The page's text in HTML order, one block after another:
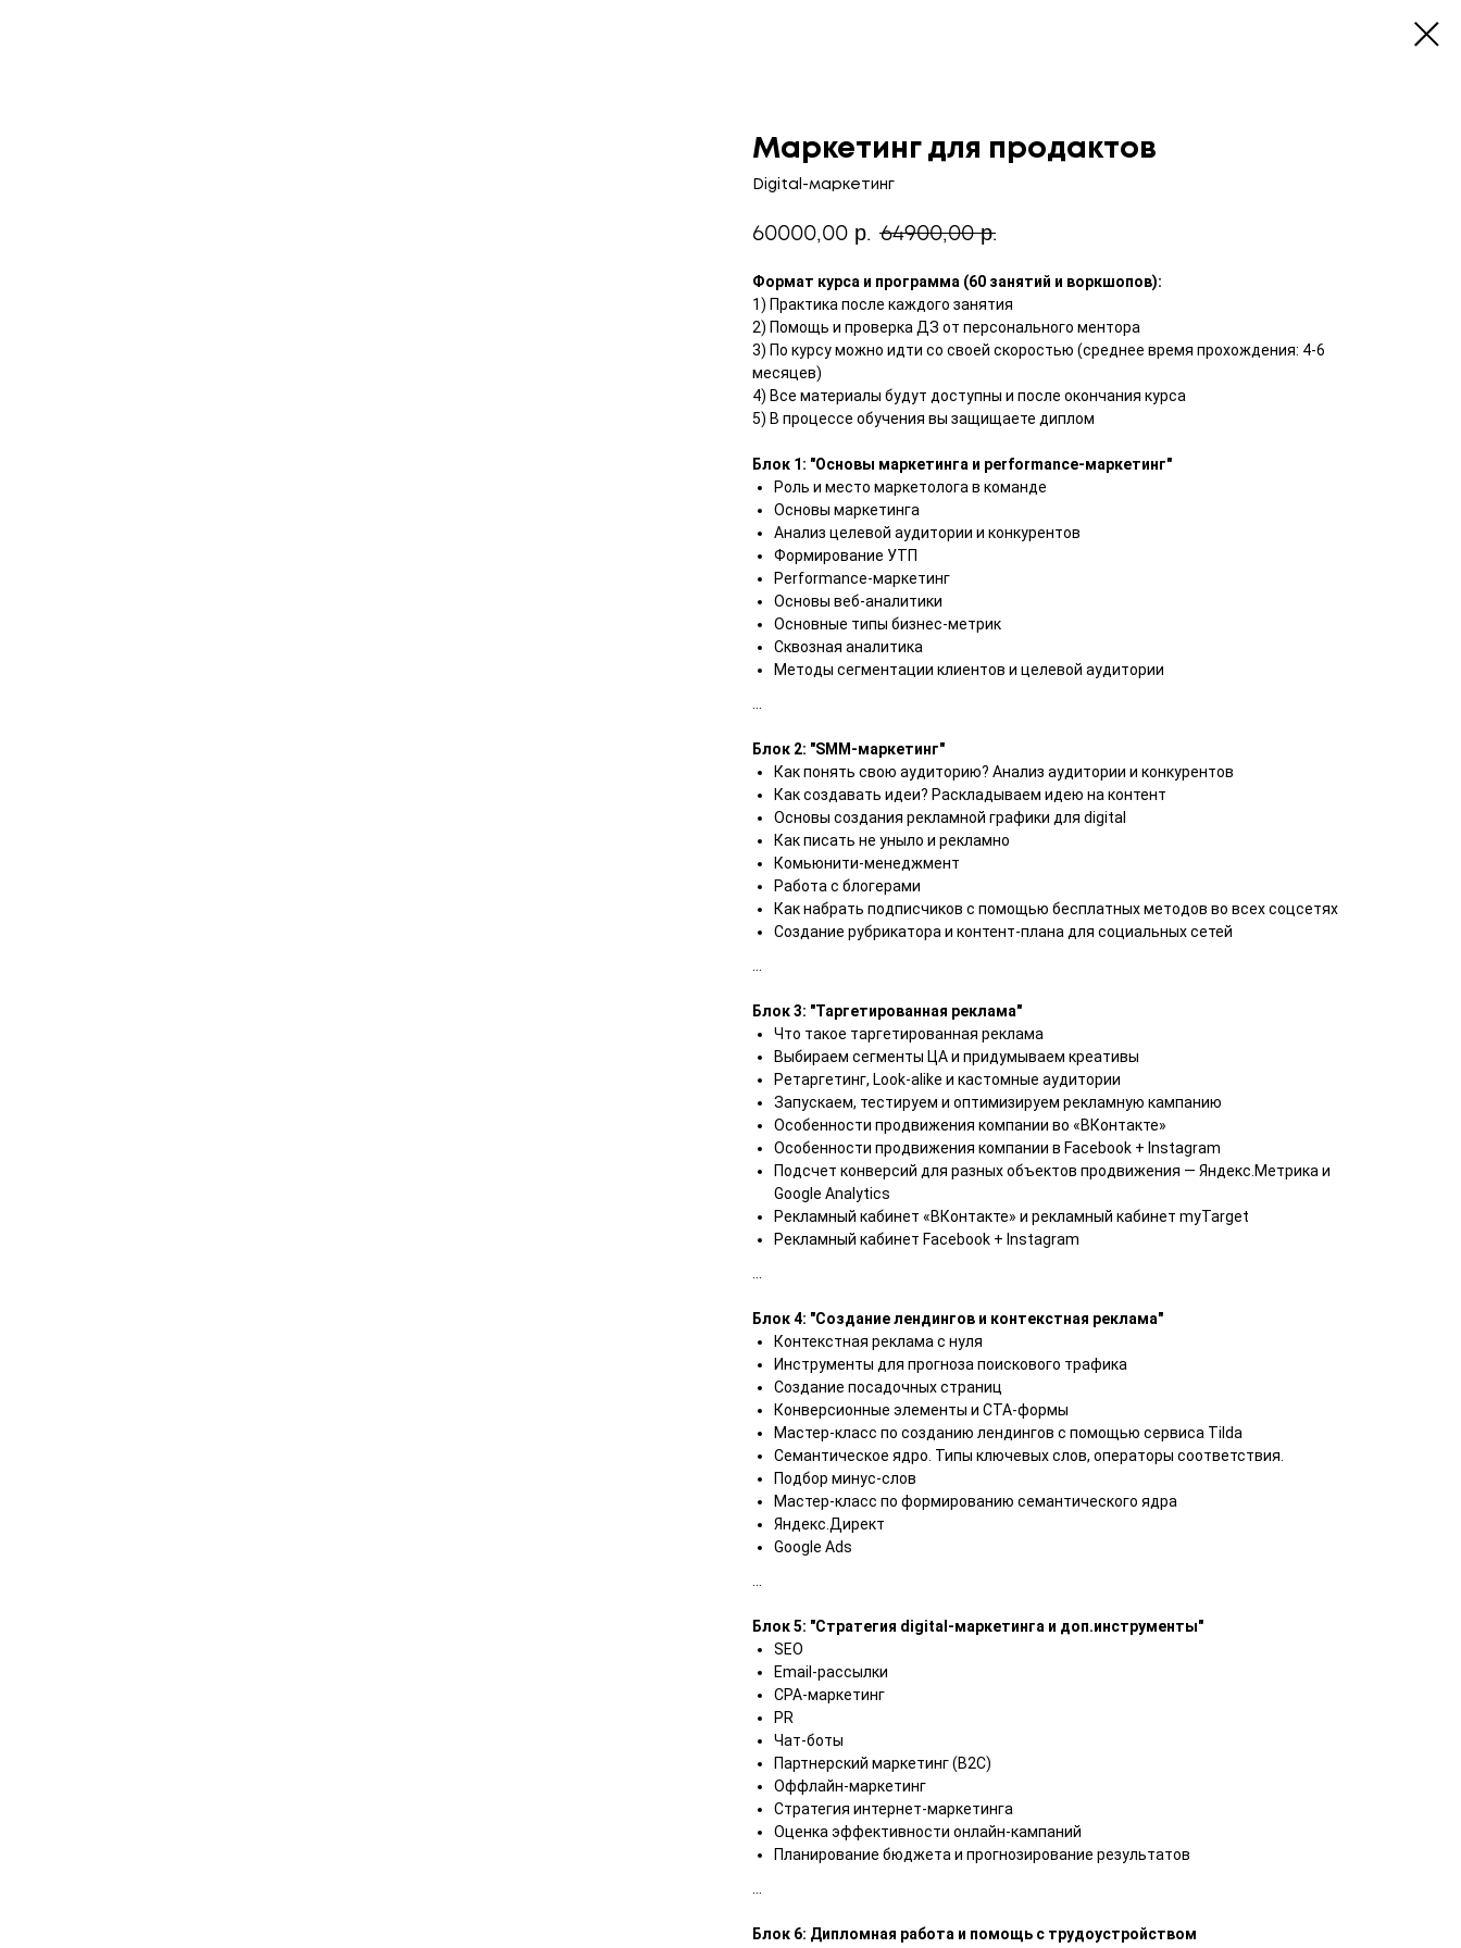
Маркетинг для продактов
Digital-маркетинг
60000,00 р. 64900,00 р.
Формат курса и программа (60 занятий и воркшопов):
1) Практика после каждого занятия
2) Помощь и проверка ДЗ от персонального ментора
3) По курсу можно идти со своей скоростью (среднее время прохождения: 4-6
месяцев)
4) Все материалы будут доступны и после окончания курса
5) В процессе обучения вы защищаете диплом
Блок 1: "Основы маркетинга и performance-маркетинг"
Роль и место маркетолога в команде
Основы маркетинга
Анализ целевой аудитории и конкурентов
Формирование УТП
Performance-маркетинг
Основы веб-аналитики
Основные типы бизнес-метрик
Сквозная аналитика
Методы сегментации клиентов и целевой аудитории
...
Блок 2: "SMM-маркетинг"
Как понять свою аудиторию? Анализ аудитории и конкурентов
Как создавать идеи? Раскладываем идею на контент
Основы создания рекламной графики для digital
Как писать не уныло и рекламно
Комьюнити-менеджмент
Работа с блогерами
Как набрать подписчиков с помощью бесплатных методов во всех соцсетях
Создание рубрикатора и контент-плана для социальных сетей
...
Блок 3: "Таргетированная реклама"
Что такое таргетированная реклама
Выбираем сегменты ЦА и придумываем креативы
Ретаргетинг, Look-alike и кастомные аудитории
Запускаем, тестируем и оптимизируем рекламную кампанию
Особенности продвижения компании во «ВКонтакте»
Особенности продвижения компании в Facebook + Instagram
Подсчет конверсий для разных объектов продвижения — Яндекс.Метрика и
Google Analytics
Рекламный кабинет «ВКонтакте» и рекламный кабинет myTarget
Рекламный кабинет Facebook + Instagram
...
Блок 4: "Создание лендингов и контекстная реклама"
Контекстная реклама с нуля
Инструменты для прогноза поискового трафика
Создание посадочных страниц
Конверсионные элементы и CTA-формы
Мастер-класс по созданию лендингов с помощью сервиса Tilda
Семантическое ядро. Типы ключевых слов, операторы соответствия.
Подбор минус-слов
Мастер-класс по формированию семантического ядра
Яндекс.Директ
Google Ads
...
Блок 5: "Стратегия digital-маркетинга и доп.инструменты"
SEO
Email-рассылки
CPA-маркетинг
PR
Чат-боты
Партнерский маркетинг (B2C)
Оффлайн-маркетинг
Стратегия интернет-маркетинга
Оценка эффективности онлайн-кампаний
Планирование бюджета и прогнозирование результатов
...
Блок 6: Дипломная работа и помощь с трудоустройством